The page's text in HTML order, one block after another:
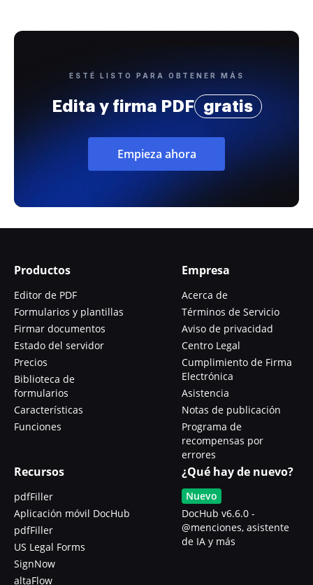
ESTÉ LISTO PARA OBTENER MÁS
Edita y firma PDF gratis
Empieza ahora
Productos
Editor de PDF
Formularios y plantillas
Firmar documentos
Estado del servidor
Precios
Biblioteca de
formularios
Características
Funciones
Empresa
Acerca de
Términos de Servicio
Aviso de privacidad
Centro Legal
Cumplimiento de Firma
Electrónica
Asistencia
Notas de publicación
Programa de
recompensas por
errores
Recursos
pdfFiller
Aplicación móvil DocHub
pdfFiller
US Legal Forms
SignNow
altaFlow
¿Qué hay de nuevo?
Nuevo
DocHub v6.6.0 -
@menciones, asistente
de IA y más